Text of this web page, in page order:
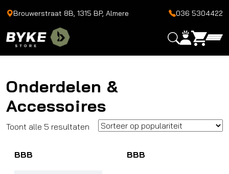
Brouwerstraat 8B, 1315 BP, Almere 036 5304422
Onderdelen &
Accessoires
Toont alle 5 resultaten Gesorteerd
populariteit
BBB BBB